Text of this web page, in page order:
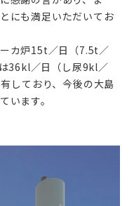
にも満足いただいてお
カ炉15t／日（7.5t／
36kl／日（し尿9kl／
しており、今後の大島
います。